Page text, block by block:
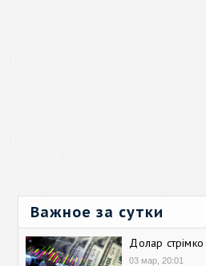
Важное за сутки
Долар
03 мар, 20:01